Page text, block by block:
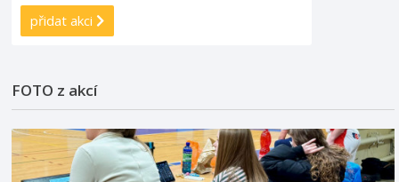
přidat akci
FOTO z akcí